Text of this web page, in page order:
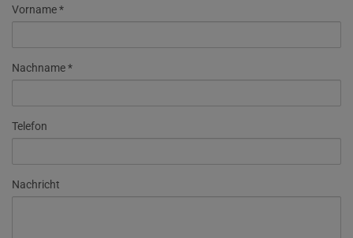
Vorname
Nachname
Telefon
Nachricht